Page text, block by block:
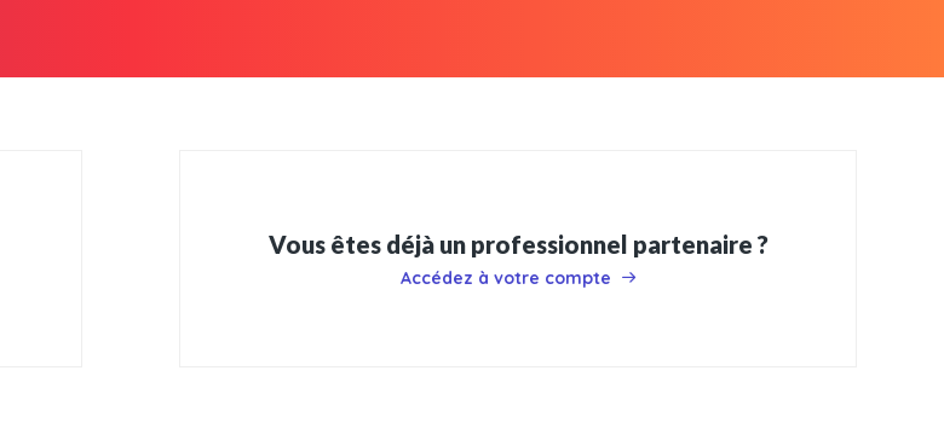
Vous êtes déjà un professionnel partenaire ?
Accédez à votre compte